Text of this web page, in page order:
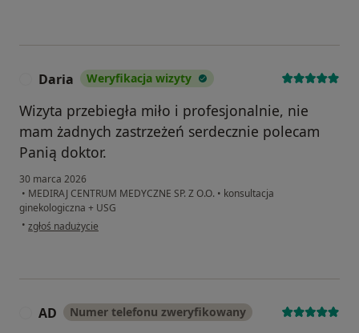
Daria Weryfikacja wizyty
Wizyta przebiegła miło i profesjonalnie, nie
mam żadnych zastrzeżeń serdecznie polecam
Panią doktor.
30 marca 2026
• MEDIRAJ CENTRUM MEDYCZNE SP. Z O.O. • konsultacja
ginekologiczna + USG
• w opinii użytkownika Daria
zgłoś nadużycie
AD Numer telefonu zweryfikowany